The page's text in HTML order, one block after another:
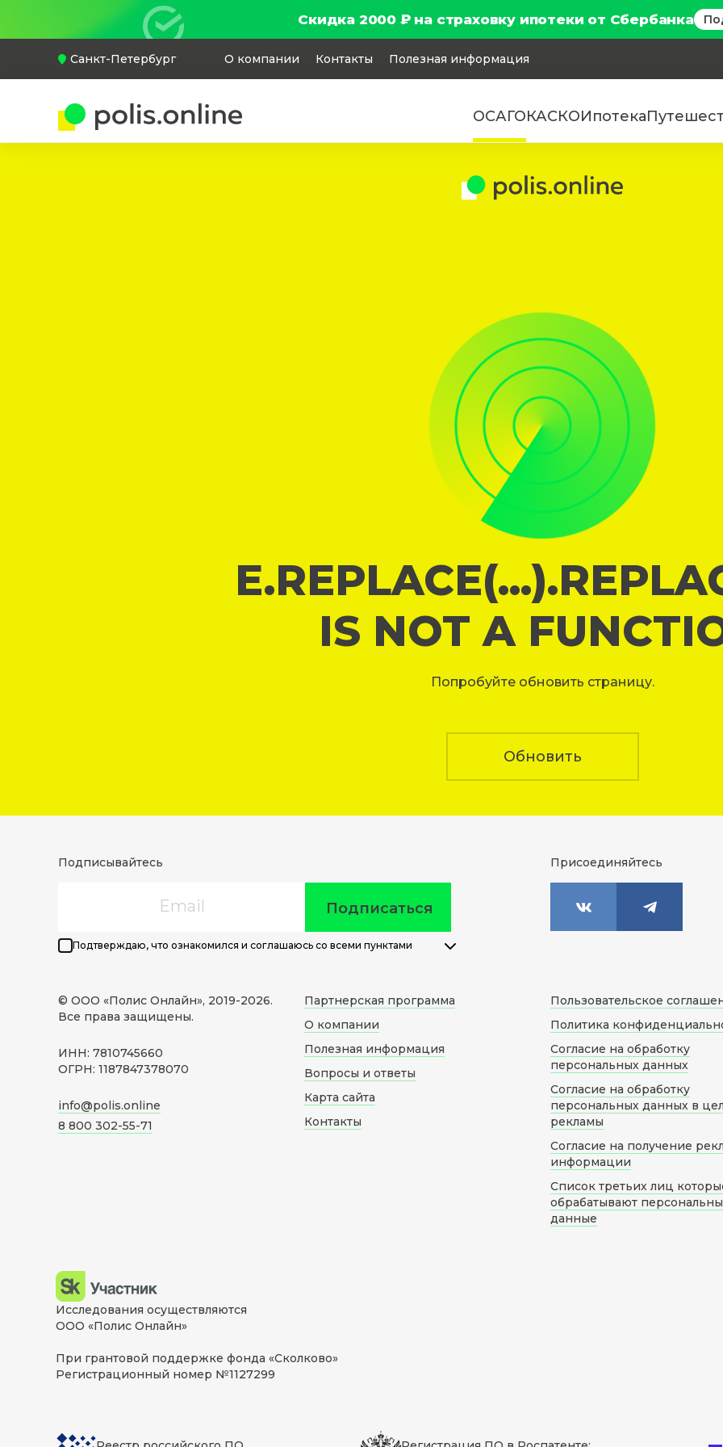
Скидка 2000 ₽ на страховку ипотеки от Сбербанка
Санкт-Петербург О компании Контакты Полезная информация
ОСАГОКАСКОИпотека
IS NOT A
Попробуйте обновить страницу.
Обновить
Подписывайтесь
Подписаться
Подтверждаю, что ознакомился и соглашаюсь со всеми пунктами
Присоединяйтесь
© ООО «Полис Онлайн», 2019-2026.
Все права защищены.
ИНН: 7810745660
ОГРН: 1187847378070
info@polis.online
8 800 302-55-71
Партнерская программа
О компании
Полезная информация
Вопросы и ответы
Карта сайта
Контакты
Пользовательское
Политика
Согласие на обработку
персональных данных
Согласие на обработку
персональных данных в
рекламы
Согласие на получение
информации
Список третьих лиц
обрабатывают
данные
Исследования осуществляются
ООО «Полис Онлайн»
При грантовой поддержке фонда «Сколково»
Регистрационный номер №1127299